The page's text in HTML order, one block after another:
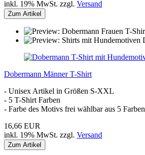
inkl. 19% MwSt. zzgl. Versand
Zum Artikel
Dobermann Männer T-Shirt
- Unisex Artikel in Größen S-XXL
- 5 T-Shirt Farben
- Farbe des Motivs frei wählbar aus 5 Farben
16,66 EUR
inkl. 19% MwSt. zzgl. Versand
Zum Artikel